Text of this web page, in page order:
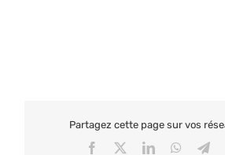
Partagez cette page sur vos
Facebook LinkedIn